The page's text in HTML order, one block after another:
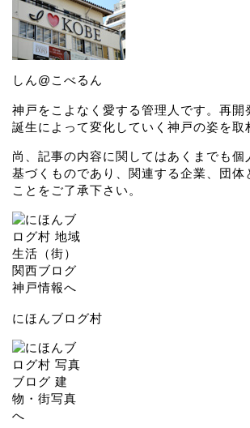
しん@こべるん
神戸をこよなく愛する管理人です。再開
誕生によって変化していく神戸の姿を取
尚、記事の内容に関してはあくまでも個
基づくものであり、関連する企業、団体
ことをご了承下さい。
にほんブログ村